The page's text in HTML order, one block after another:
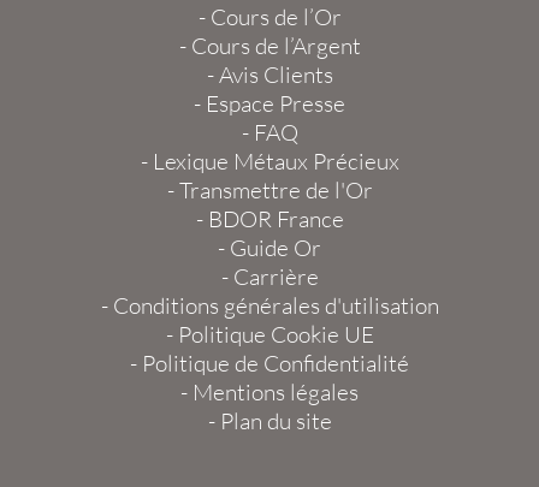
- Cours de l’Or
- Cours de l’Argent
-Avis Clients
- Espace Presse
- FAQ
- Lexique Métaux Précieux
-Transmettre de l'Or
- BDOR France
- Guide Or
- Carrière
- Conditions générales d'utilisation
- Politique Cookie UE
- Politique de Confidentialité
- Mentions légales
- Plan du site